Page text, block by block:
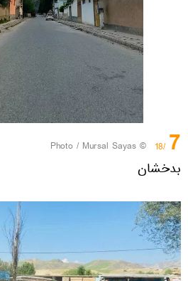
7
/18
© Photo / Mursal Sayas
بدخشان